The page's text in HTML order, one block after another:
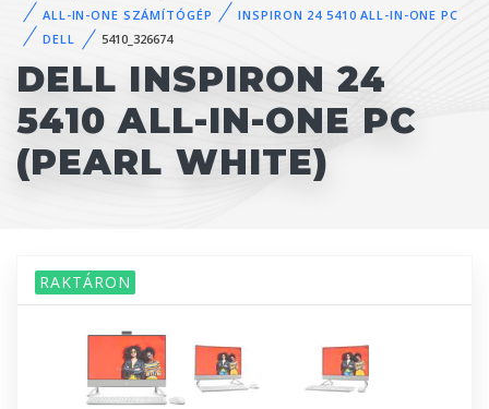
ALL-IN-ONE SZÁMÍTÓGÉP
INSPIRON 24 5410 ALL-IN-ONE PC
DELL
5410_326674
DELL INSPIRON 24
5410 ALL-IN-ONE PC
(PEARL WHITE)
RAKTÁRON